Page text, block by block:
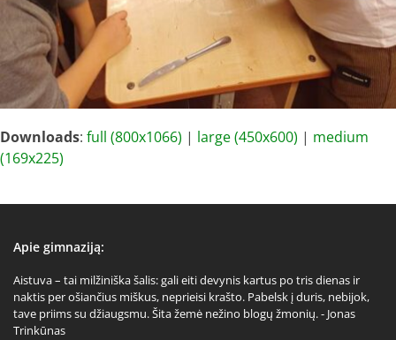
Downloads: full (800x1066) | large (450x600) | medium
(169x225)
Apie gimnaziją:
Aistuva – tai milžiniška šalis: gali eiti devynis kartus po tris dienas ir
naktis per ošiančius miškus, neprieisi krašto. Pabelsk į duris, nebijok,
tave priims su džiaugsmu. Šita žemė nežino blogų žmonių. - Jonas
Trinkūnas